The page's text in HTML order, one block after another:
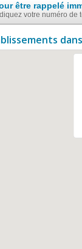
être rappelé
votre numéro de